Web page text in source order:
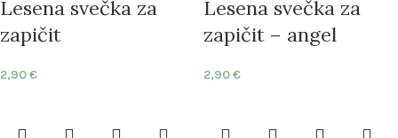
Lesena svečka za
zapičit
2,90€
Lesena svečka za
zapičit – angel
2,90€